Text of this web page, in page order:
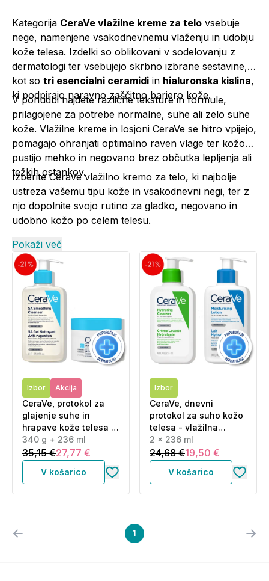
Kategorija CeraVe vlažilne kreme za telo vsebuje
nege, namenjene vsakodnevnemu vlaženju in udobju
kože telesa. Izdelki so oblikovani v sodelovanju z
dermatologi ter vsebujejo skrbno izbrane sestavine,
kot so tri esencialni ceramidi in hialuronska kislina,
ki podpirajo naravno zaščitno bariero kože.
V ponudbi najdete različne teksture in formule,
prilagojene za potrebe normalne, suhe ali zelo suhe
kože. Vlažilne kreme in losjoni CeraVe se hitro vpijejo,
pomagajo ohranjati optimalno raven vlage ter kožo
pustijo mehko in negovano brez občutka lepljenja ali
težkih ostankov.
Izberite CeraVe vlažilno kremo za telo, ki najbolje
ustreza vašemu tipu kože in vsakodnevni negi, ter z
njo dopolnite svojo rutino za gladko, negovano in
udobno kožo po celem telesu.
Pokaži več
Izbor Akcija
CeraVe, protokol za
glajenje suhe in
hrapave kože telesa -
SA krema in SA čistilni
gel (340 g + 236 ml)
340 g + 236 ml
35,15 €27,77 €
V košarico
Izbor
CeraVe, dnevni
protokol za suho kožo
telesa - vlažilna
čistilna emulzija in
vlažilni losjon (2 x 236
ml)
2 x 236 ml
24,68 €19,50 €
V košarico
1